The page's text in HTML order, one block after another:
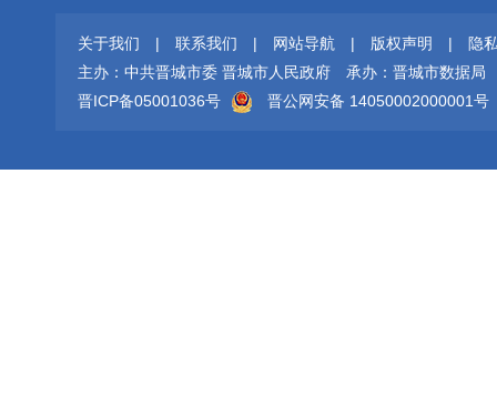
关于我们 | 联系我们 | 网站导航 | 版权声明 |
隐
主办：中共晋城市委 晋城市人民政府
承办：晋城市数据局
晋ICP备05001036号
晋公网安备 14050002000001号